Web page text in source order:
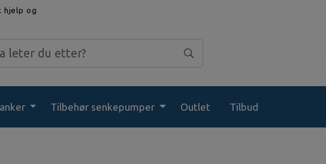
hjelp og
Tilbehør senkepumper Outlet Tilbud